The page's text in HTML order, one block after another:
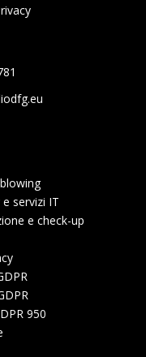
servizi IT
e check-up
950